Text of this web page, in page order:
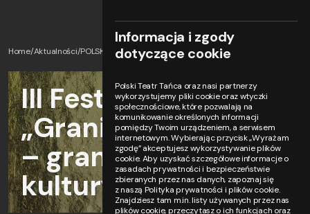
Home Aktualności POLSKI TEATR TAŃCA | Walka o ogień i wzrost gospodarczy |
III Festiwal
„Granice natury
– granice
kultury”
Informacja i zgody
dotyczące cookie
Polski Teatr Tańca oraz nasi partnerzy
wykorzystujemy pliki cookie oraz wtyczki
społecznościowe, które pozwalają na
komunikowanie określonych informacji
pomiędzy Twoim urządzeniem, a serwisem
internetowym. Wybierając przycisk „Wyrażam
zgodę” akceptujesz wykorzystywanie plików
cookie. Aby uzyskać szczegółowe informacje o
zasadach prywatności i bezpieczeństwie
zbieranych przez nas danych, zapoznaj się
z naszą Polityka prywatności i plików cookie.
Znajdziesz tam m.in. listy używanych przez nas
plików cookie, przeczytasz o ich funkcjach oraz